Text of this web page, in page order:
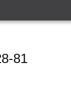
81